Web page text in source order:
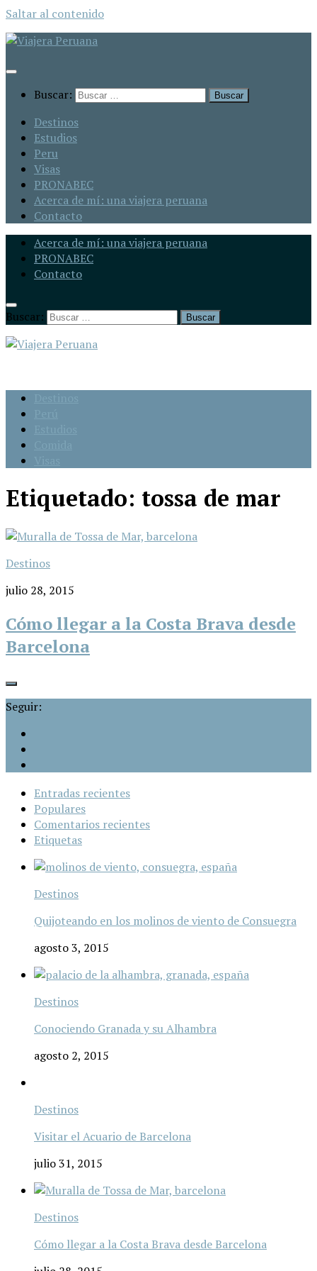
Saltar al contenido
Buscar:
Destinos
Estudios
Peru
Visas
PRONABEC
Acerca de mí: una viajera peruana
Contacto
Acerca de mí: una viajera peruana
PRONABEC
Contacto
Buscar:
Etiquetado: tossa de mar
Destinos
julio 28, 2015
Cómo llegar a la Costa Brava desde
Barcelona
Seguir:
Entradas recientes
Populares
Comentarios recientes
Etiquetas
Destinos
Quijoteando en los molinos de viento de Consuegra
agosto 3, 2015
Destinos
Conociendo Granada y su Alhambra
agosto 2, 2015
Destinos
Visitar el Acuario de Barcelona
julio 31, 2015
Destinos
Cómo llegar a la Costa Brava desde Barcelona